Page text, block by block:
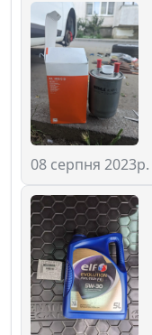
08 серпня 2023р.